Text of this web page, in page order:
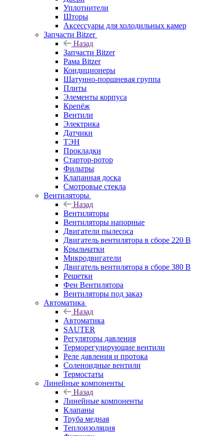
Уплотнители
Шторы
Аксессуары для холодильных камер
Запчасти Bitzer
Назад
Запчасти Bitzer
Рама Bitzer
Кондиционеры
Шатунно-поршневая группа
Плиты
Элементы корпуса
Крепёж
Вентили
Электрика
Датчики
ТЭН
Прокладки
Стартор-ротор
Фильтры
Клапанная доска
Смотровые стекла
Вентиляторы
Назад
Вентиляторы
Вентиляторы напорные
Двигатели пылесоса
Двигатель вентилятора в сборе 220 В
Крыльчатки
Микродвигатели
Двигатель вентилятора в сборе 380 В
Решетки
Фен Вентилятора
Вентиляторы под заказ
Автоматика
Назад
Автоматика
SAUTER
Регуляторы давления
Терморегулирующие вентили
Реле давления и протока
Соленоидные вентили
Термостаты
Линейные компоненты
Назад
Линейные компоненты
Клапаны
Труба медная
Теплоизоляция